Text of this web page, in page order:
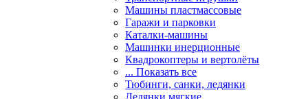
Машины пластмассовые
Гаражи и парковки
Каталки-машины
Машинки инерционные
Квадрокоптеры и вертолёты
... Показать все
Тюбинги, санки, ледянки
Ледянки мягкие